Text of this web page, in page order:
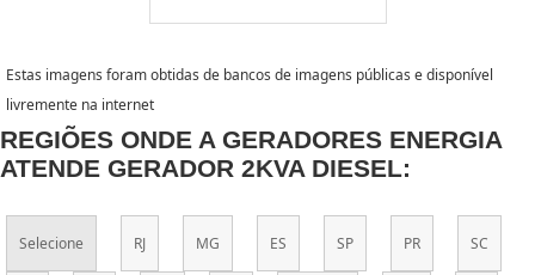
Estas imagens foram obtidas de bancos de imagens públicas e disponível
livremente na internet
REGIÕES ONDE A GERADORES ENERGIA
ATENDE GERADOR 2KVA DIESEL:
Selecione RJ MG ES SP PR SC